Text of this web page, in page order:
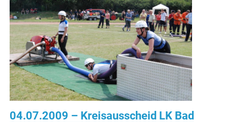
04.07.2009 – Kreisausscheid LK Bad